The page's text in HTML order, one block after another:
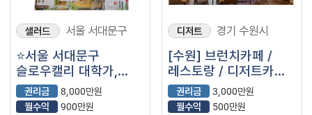
샐러드 서울 서대문구
⭐서울 서대문구
슬로우캘리 대학가,
번화가 좋은 입지에서
매출 높은 매장입니다.
권리금
8,000만원
월수익
900만원
디저트 경기 수원시
[수원] 브런치카페 /
레스토랑 / 디저트카페 /
테라스 / 베이커리 업종
추천
권리금
3,000만원
월수익
500만원